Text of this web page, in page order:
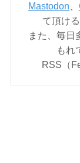
Mastodon
て頂け
また、毎日
もれ
RSS（